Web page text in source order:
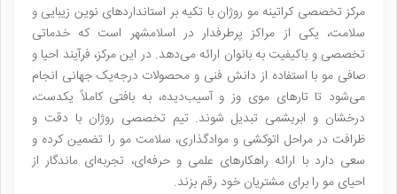
مرکز تخصصی کراتینه مو روژان با تکیه بر استانداردهای نوین زیبایی و
سلامت، یکی از مراکز پرطرفدار در اسلامشهر است که خدماتی
تخصصی و باکیفیت به بانوان ارائه می‌دهد. در این مرکز، فرآیند احیا و
صافی مو با استفاده از دانش فنی و محصولات درجه‌یک جهانی انجام
می‌شود تا تارهای موی وز و آسیب‌دیده، به بافتی کاملاً یکدست،
درخشان و ابریشمی تبدیل شوند. تیم تخصصی روژان با دقت و
ظرافت در مراحل اتوکشی و موادگذاری، سلامت مو را تضمین کرده و
سعی دارد با ارائه راهکارهای علمی و حرفه‌ای، تجربه‌ای ماندگار از
احیای مو را برای مشتریان خود رقم بزند.